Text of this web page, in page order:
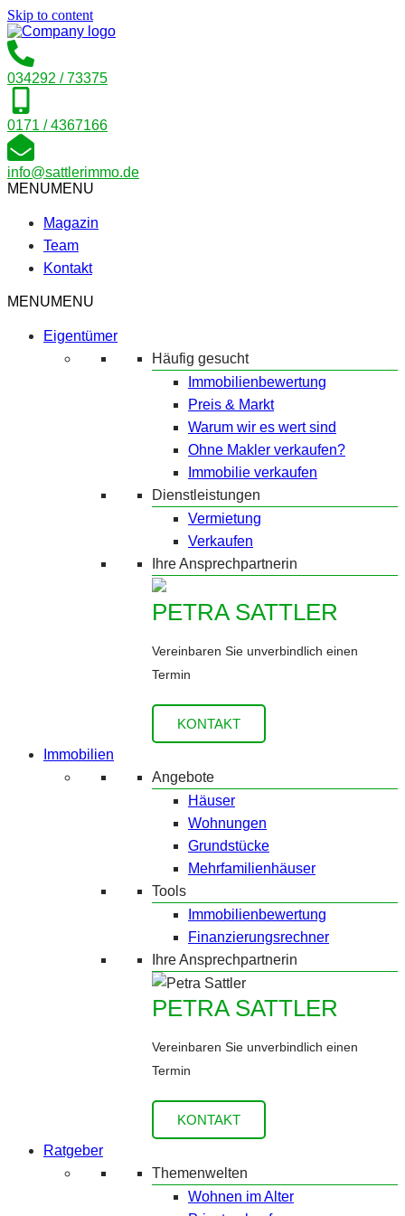
Skip to content
034292 / 73375
0171 / 4367166
info@sattlerimmo.de
MENUMENU
Magazin
Team
Kontakt
MENUMENU
Eigentümer
Häufig gesucht
Immobilienbewertung
Preis & Markt
Warum wir es wert sind
Ohne Makler verkaufen?
Immobilie verkaufen
Dienstleistungen
Vermietung
Verkaufen
Ihre Ansprechpartnerin
PETRA SATTLER
Vereinbaren Sie unverbindlich einen
Termin
KONTAKT
Immobilien
Angebote
Häuser
Wohnungen
Grundstücke
Mehrfamilienhäuser
Tools
Immobilienbewertung
Finanzierungsrechner
Ihre Ansprechpartnerin
PETRA SATTLER
Vereinbaren Sie unverbindlich einen
Termin
KONTAKT
Ratgeber
Themenwelten
Wohnen im Alter